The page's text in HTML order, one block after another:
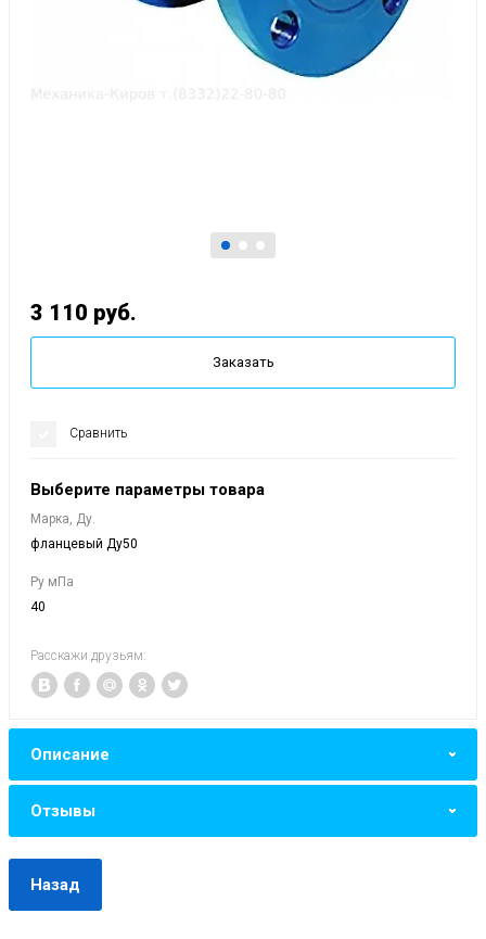
3 110 руб.
Заказать
Сравнить
Выберите параметры товара
Марка, Ду.
фланцевый Ду50
Ру мПа
40
Расскажи друзьям:
Описание
Отзывы
Назад